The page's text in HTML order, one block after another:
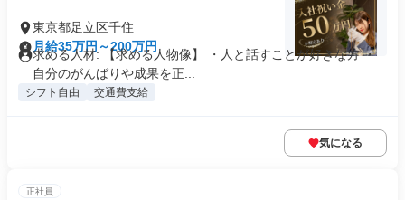
東京都足立区千住
月給35万円～200万円
求める人材: 【求める人物像】 ・人と話すことが好きな方 ・
自分のがんばりや成果を正...
シフト自由 交通費支給
気になる
正社員